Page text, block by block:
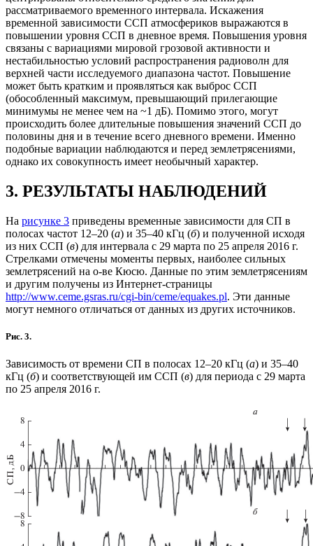
рассматриваемого временного интервала. Искажения
временной зависимости ССП атмосфериков выражаются в
повышении уровня ССП в дневное время. Повышения уровня
связаны с вариациями мировой грозовой активности и
нестабильностью условий распространения радиоволн для
верхней части исследуемого диапазона частот. Повышение
может быть кратким и проявляться как выброс ССП
(обособленный максимум, превышающий прилегающие
минимумы не менее чем на ~1 дБ). Помимо этого, могут
происходить более длительные повышения значений ССП до
половины дня и в течение всего дневного времени. Именно
подобные вариации наблюдаются и перед землетрясениями,
однако их совокупность имеет необычный характер.
3. РЕЗУЛЬТАТЫ НАБЛЮДЕНИЙ
На рисунке 3 приведены временные зависимости для СП в
полосах частот 12–20 (а) и 35–40 кГц (б) и полученной исходя
из них ССП (в) для интервала с 29 марта по 25 апреля 2016 г.
Стрелками отмечены моменты первых, наиболее сильных
землетрясений на о-ве Кюсю. Данные по этим землетрясениям
и другим получены из Интернет-страницы
http://www.ceme.gsras.ru/cgi-bin/ceme/equakes.pl. Эти данные
могут немного отличаться от данных из других источников.
Рис. 3.
Зависимость от времени СП в полосах 12–20 кГц (а) и 35–40
кГц (б) и соответствующей им ССП (в) для периода с 29 марта
по 25 апреля 2016 г.